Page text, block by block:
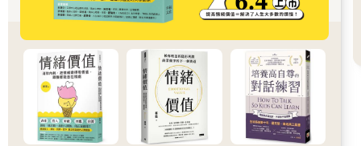
們改變不了結果。
如果自己有所損失，只能怪自己，也只有自己才能改變事情最終
的結果——靠自己，自強者萬強。